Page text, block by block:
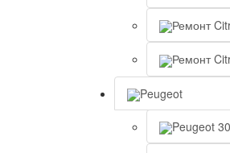
Ремонт
Ремонт
Peugeot
Peugeot